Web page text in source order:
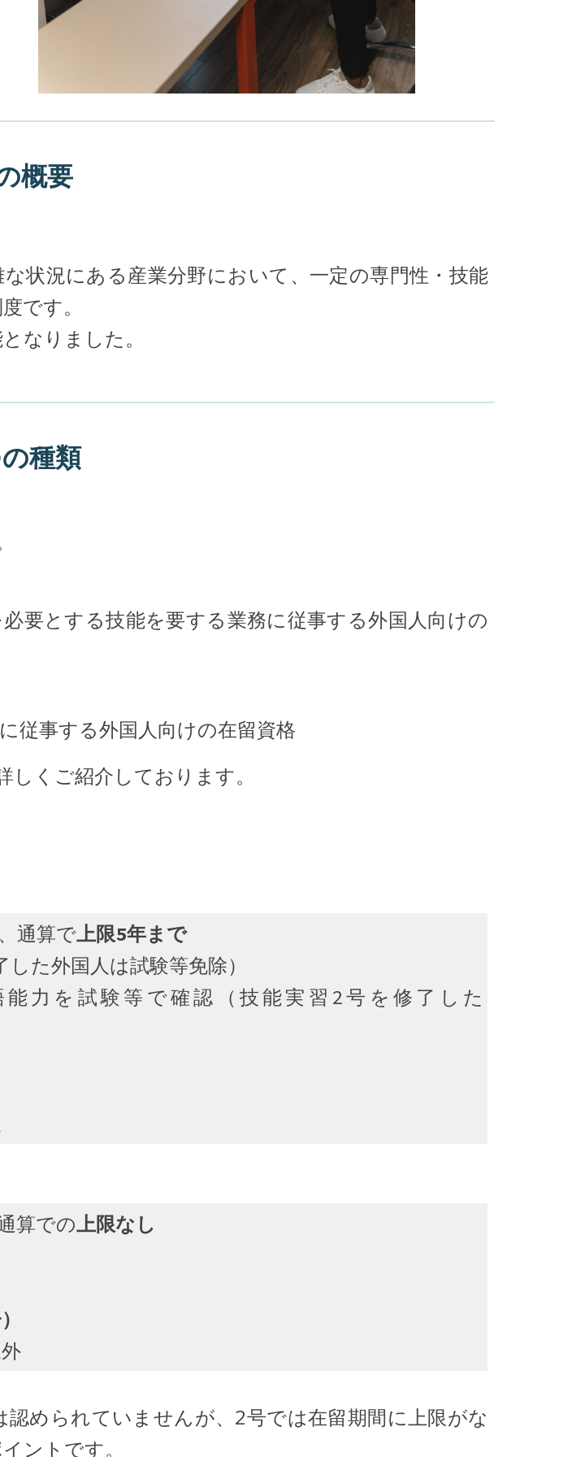
概要
状況にある産業分野において、一定の専門性・技能
です。
なりました。
種類
要とする技能を要する業務に従事する外国人向けの
従事する外国人向けの在留資格
くご紹介しております。
通算で上限5年まで
た外国人は試験等免除）
力を試験等で確認（技能実習2号を修了した
算での上限なし
められていませんが、2号では在留期間に上限がな
ントです。